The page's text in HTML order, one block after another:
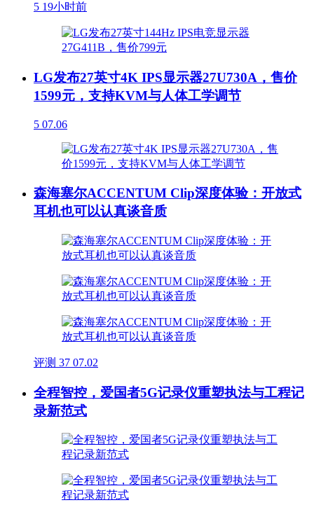
5 19小时前
LG发布27英寸4K IPS显示器27U730A，售价
1599元，支持KVM与人体工学调节
5 07.06
森海塞尔ACCENTUM Clip深度体验：开放式
耳机也可以认真谈音质
评测 37 07.02
全程智控，爱国者5G记录仪重塑执法与工程记
录新范式